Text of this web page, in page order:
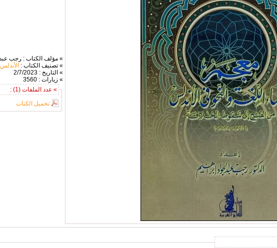
» مؤلف الكتاب : رجب عبد
» تصنيف الكتاب : الأندلس
» التاريخ : 2/7/2023
» زيارات : 3560
» عدد الملفات (1) :
تحميل الكتاب